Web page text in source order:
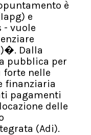
è
e
- vuole
Dalla
pubblica per
forte nelle
finanziaria
pagamenti
delle
(Adi).